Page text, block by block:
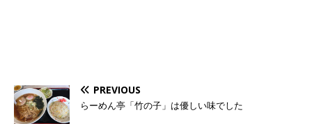
PREVIOUS
らーめん亭「竹の子」は優しい味でした